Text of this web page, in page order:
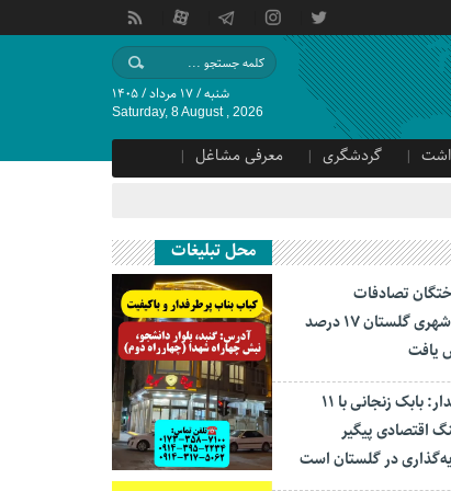
شنبه / ۱۷ مرداد / ۱۴۰۵
Saturday, 8 August , 2026
گردشگری
معرفی مشاغل
تصادفات
درون‌شهری گلستان ۱۷ درصد
یافت
استاندار: بابک زنجانی با ۱۱
اقتصادی پیگیر
در گلستان است
محل تبلیغات